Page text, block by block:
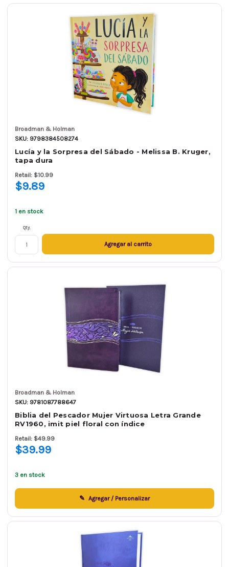
Broadman & Holman
SKU: 9798384508274
Lucía y la Sorpresa del Sábado - Melissa B. Kruger,
tapa dura
Retail: $10.99
$9.89
1 en stock
Qty.
Agregar al carrito
Broadman & Holman
SKU: 9781087788647
Biblia del Pescador Mujer Virtuosa Letra Grande
RV1960, imit piel floral con índice
Retail: $49.99
$39.99
3 en stock
Agregar / Personalizar